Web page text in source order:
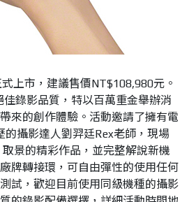
上市，建議售價NT$108,980元。
錄影品質，特以百萬重金舉辦消
來的創作體驗。活動邀請了擁有電
攝影達人劉羿廷Rex老師，現場
景的精彩作品，並完整解說新機
牌轉接環，可自由彈性的使用任何
試，歡迎目前使用同級機種的攝影